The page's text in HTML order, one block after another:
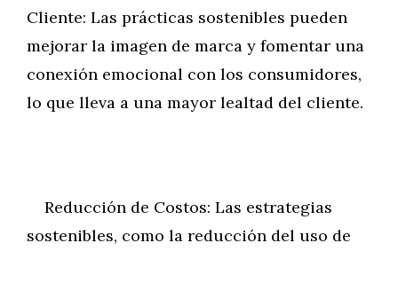
Cliente: Las prácticas sostenibles pueden
mejorar la imagen de marca y fomentar una
conexión emocional con los consumidores,
lo que lleva a una mayor lealtad del cliente.
Reducción de Costos: Las estrategias
sostenibles, como la reducción del uso de